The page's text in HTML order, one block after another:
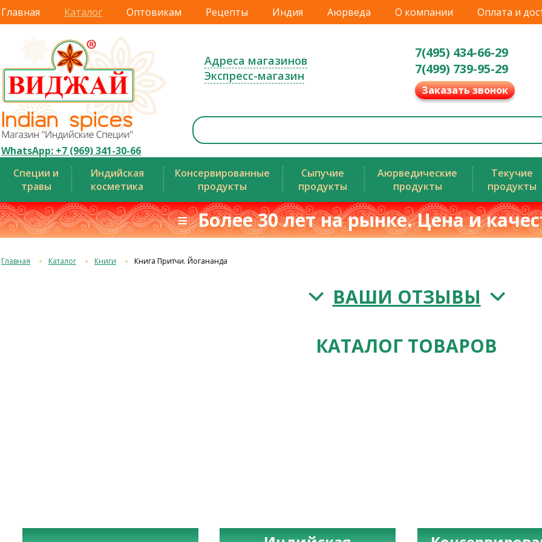
Главная Каталог Оптовикам Рецепты Индия Аюрведа О компании Оплата и
WhatsApp: +7 (969) 341-30-66
Адреса магазинов
Экспресс-магазин
7(495) 434-66-29
7(499) 739-95-29
Заказать звонок
Специи и
травы
Индийская
косметика
Консервированные
продукты
Сыпучие
продукты
Аюрведические
продукты
Текучие
продукты
≡ Более 30 лет на рынке. Цена и
Главная Каталог Книги Книга Притчи. Йогананда
ВАШИ ОТЗЫВЫ
КАТАЛОГ ТОВАРОВ